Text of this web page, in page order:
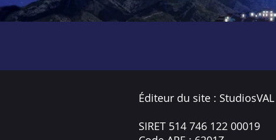
Éditeur du site : StudiosVAL
SIRET 514 746 122 00019